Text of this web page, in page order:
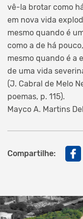
vê-la brotar como
em nova vida
mesmo quando é
como a de há
mesmo quando é a
de uma vida
(J. Cabral de Melo
poemas, p. 115).
Mayco A. Martins
Compartilhe: